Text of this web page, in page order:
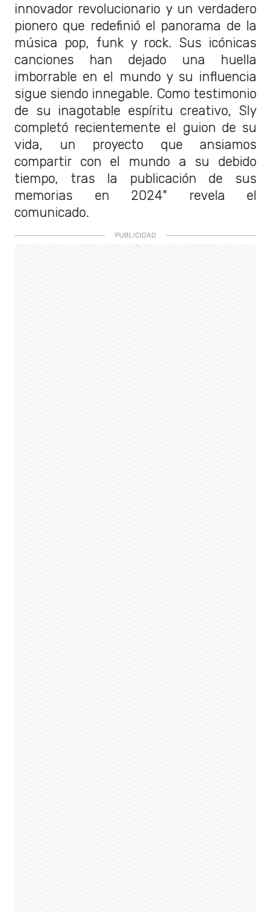
innovador revolucionario y un verdadero
pionero que redefinió el panorama de la
música pop, funk y rock. Sus icónicas
canciones han dejado una huella
imborrable en el mundo y su influencia
sigue siendo innegable. Como testimonio
de su inagotable espíritu creativo, Sly
completó recientemente el guion de su
vida, un proyecto que ansiamos
compartir con el mundo a su debido
tiempo, tras la publicación de sus
memorias en 2024" revela el
comunicado.